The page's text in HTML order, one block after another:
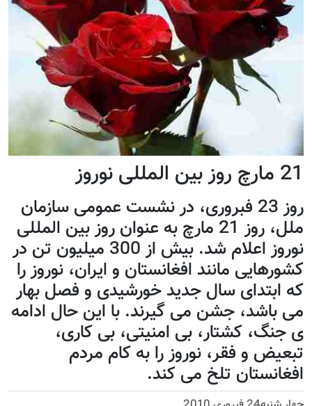
21 مارچ روز بین المللی نوروز
روز 23 فبروری، در نشست عمومی سازمان
ملل، روز 21 مارچ به عنوان روز بین المللی
نوروز اعلام شد. بیش از 300 ميليون تن در
کشورهایی مانند افغانستان و ايران، نوروز را
که ابتدای سال جدید خورشیدی و فصل بهار
می باشد، جشن می گیرند. با این حال ادامه
ی جنگ، کشتار، بی امنیتی، بی کاری،
تبعیض و فقر، نوروز را به کام مردم
افغانستان تلخ می کند.